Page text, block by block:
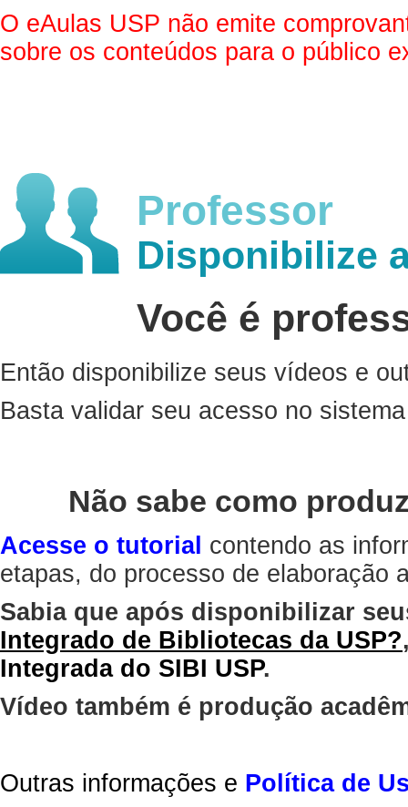
O eAulas USP não emite
sobre os conteúdos para o público
Professor
Disponibilize
Você é
Então disponibilize seus vídeos e
Basta validar seu acesso no
Não sabe como
Acesse o tutorial contendo as
etapas, do processo de elaboração
Sabia que após disponibilizar
Integrado de Bibliotecas da USP?
Integrada do SIBI USP.
Vídeo também é produção
Outras informações e Política de